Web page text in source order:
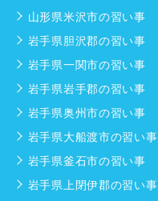
山形県米沢市の習い事
岩手県胆沢郡の習い事
岩手県一関市の習い事
岩手県岩手郡の習い事
岩手県奥州市の習い事
岩手県大船渡市の習い事
岩手県釜石市の習い事
岩手県上閉伊郡の習い事